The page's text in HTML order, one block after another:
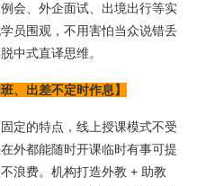
会、外企面试、出境出行等实
员围观，不用害怕当众说错丢
中式直译思维。
、出差不定时作息】
定的特点，线上授课模式不受
外都能随时开课临时有事可提
浪费。机构打造外教 + 助教